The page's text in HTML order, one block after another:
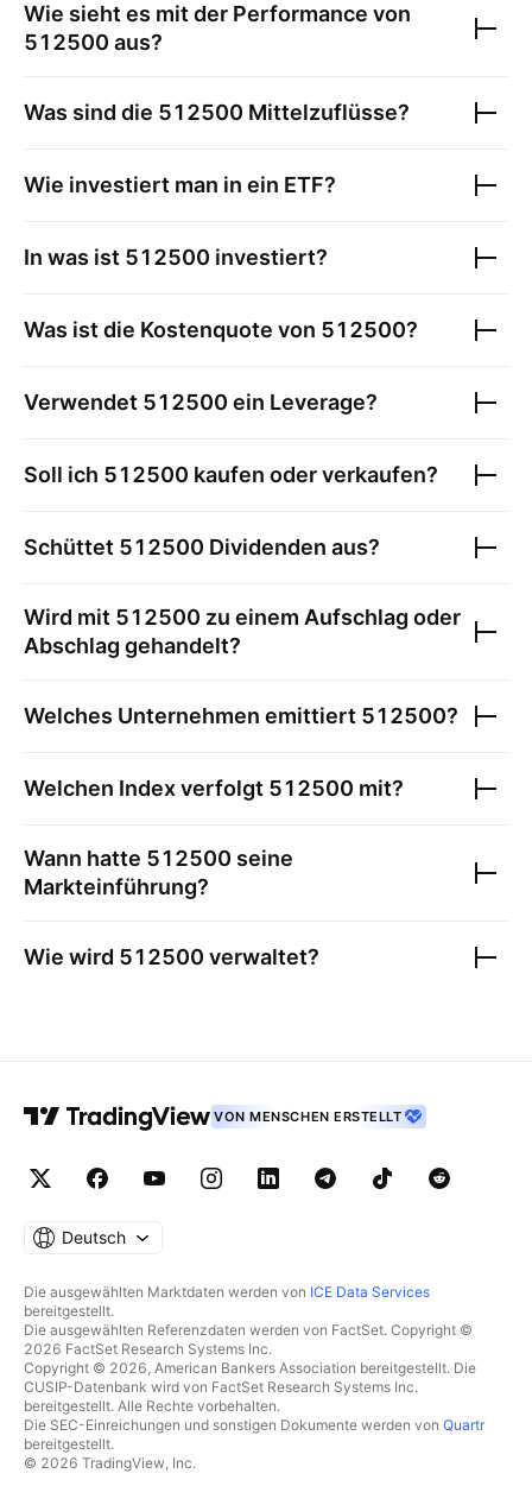
Wie sieht es mit der Performance von
512500 aus?
Was sind die 512500 Mittelzuflüsse?
Wie investiert man in ein ETF?
In was ist 512500 investiert?
Was ist die Kostenquote von 512500?
Verwendet 512500 ein Leverage?
Soll ich 512500 kaufen oder verkaufen?
Schüttet 512500 Dividenden aus?
Wird mit 512500 zu einem Aufschlag oder
Abschlag gehandelt?
Welches Unternehmen emittiert 512500?
Welchen Index verfolgt 512500 mit?
Wann hatte 512500 seine
Markteinführung?
Wie wird 512500 verwaltet?
VON MENSCHEN ERSTELLT
Deutsch
Die ausgewählten Marktdaten werden von ICE Data Services
bereitgestellt.
Die ausgewählten Referenzdaten werden von FactSet. Copyright ©
2026 FactSet Research Systems Inc.
Copyright © 2026, American Bankers Association bereitgestellt. Die
CUSIP-Datenbank wird von FactSet Research Systems Inc.
bereitgestellt. Alle Rechte vorbehalten.
Die SEC-Einreichungen und sonstigen Dokumente werden von Quartr
bereitgestellt.
© 2026 TradingView, Inc.